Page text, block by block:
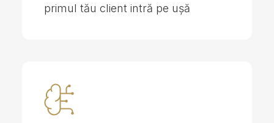
primul tău client intră pe ușă